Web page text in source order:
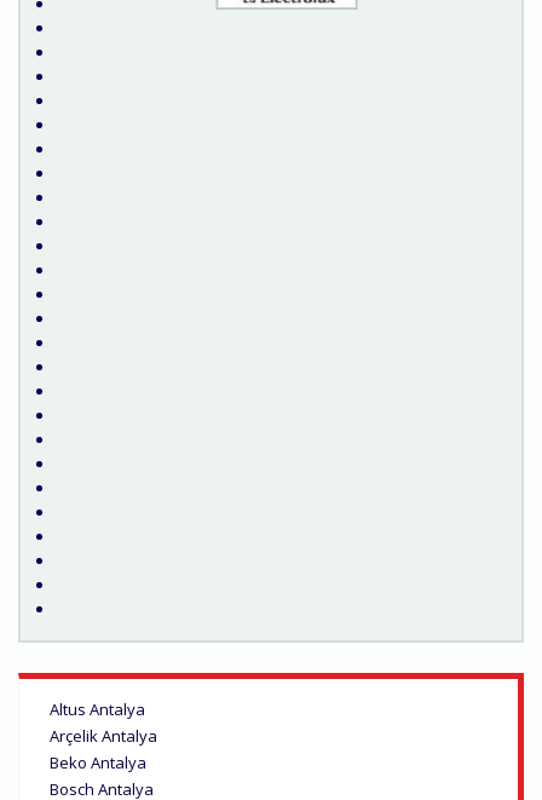
Altus Antalya
Arçelik Antalya
Beko Antalya
Bosch Antalya